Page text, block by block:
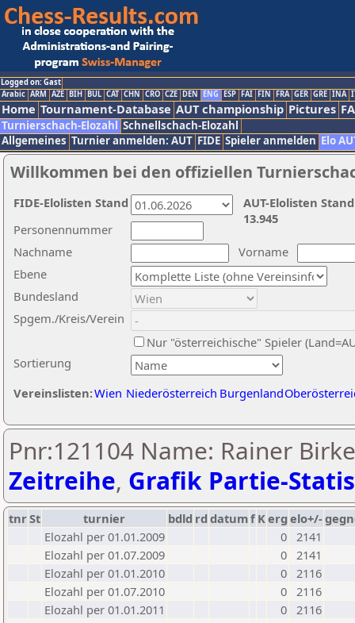
Logged on: Gast
Arabic ARM AZE BIH BUL CAT CHN CRO CZE DEN ENG ESP FAI FIN FRA GER GRE INA
Home Tournament-Database AUT championship Pictures
Turnierschach-Elozahl Schnellschach-Elozahl
Allgemeines Turnier anmelden: AUT FIDE Spieler anmelden Elo
Willkommen bei den offiziellen
Nachname
Vorname
Ebene
Sortierung
Personennummer
Bundesland
Spgem./Kreis/Verein
Nur "österreichische" Spieler
Vereinslisten:Wien Niederösterreich Burgenland
AUT-Elolisten
13.945
FIDE-Elolisten Stand
Pnr:121104 Name: Rainer
Zeitreihe, Grafik Partie-
tnrSt turnier bdld rd datumf Kerg elo+/-
Elozahl per 01.01.2009
0 2141
Elozahl per 01.07.2009
0 2141
Elozahl per 01.01.2010
0 2116
Elozahl per 01.07.2010
0 2116
Elozahl per 01.01.2011
0 2116